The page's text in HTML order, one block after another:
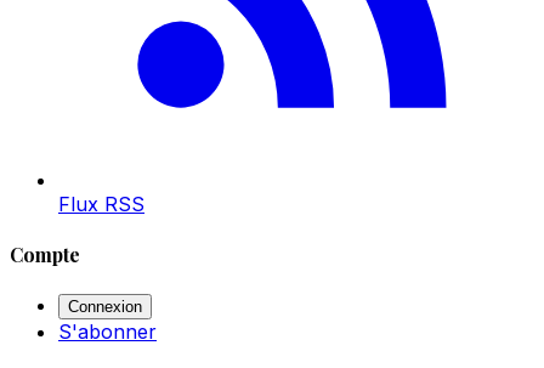
Flux RSS
Compte
Connexion
S'abonner